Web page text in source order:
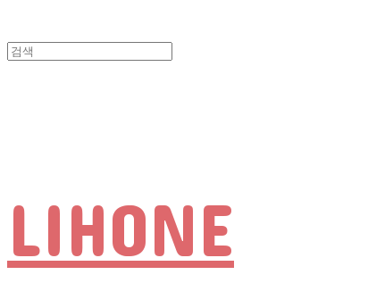
LIHONE